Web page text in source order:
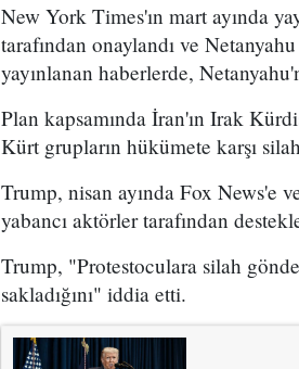
New York Times'ın mart ayında
tarafından onaylandı ve
yayınlanan haberlerde,
Plan kapsamında İran'ın Irak
Kürt grupların hükümete karşı
Trump, nisan ayında Fox News'e
yabancı aktörler tarafından
Trump, "Protestoculara silah
sakladığını" iddia etti.